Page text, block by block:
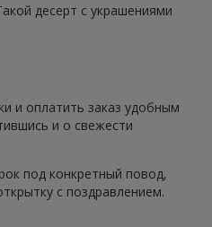
десерт с украшениями
и оплатить заказ удобным
и о свежести
под конкретный повод,
с поздравлением.